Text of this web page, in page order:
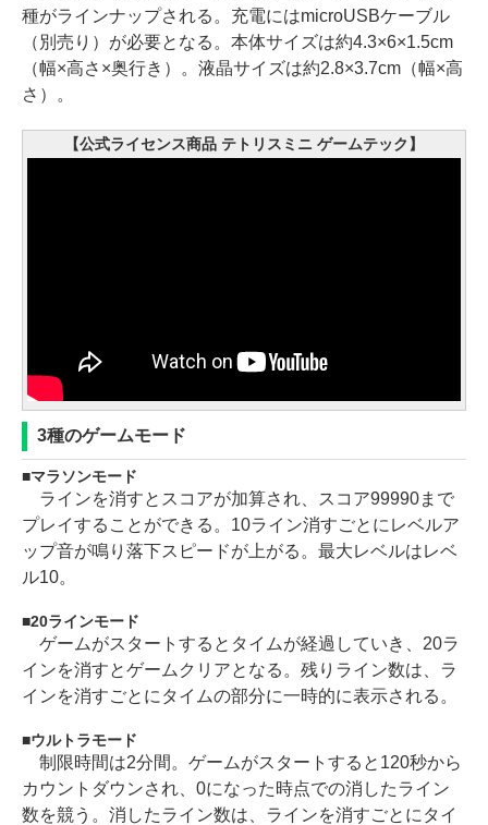
種がラインナップされる。充電にはmicroUSBケーブル
（別売り）が必要となる。本体サイズは約4.3×6×1.5cm
（幅×高さ×奥行き）。液晶サイズは約2.8×3.7cm（幅×高
さ）。
【公式ライセンス商品 テトリスミニ ゲームテック】
3種のゲームモード
マラソンモード
ラインを消すとスコアが加算され、スコア99990まで
プレイすることができる。10ライン消すごとにレベルア
ップ音が鳴り落下スピードが上がる。最大レベルはレベ
ル10。
20ラインモード
ゲームがスタートするとタイムが経過していき、20ラ
インを消すとゲームクリアとなる。残りライン数は、ラ
インを消すごとにタイムの部分に一時的に表示される。
ウルトラモード
制限時間は2分間。ゲームがスタートすると120秒から
カウントダウンされ、0になった時点での消したライン
数を競う。消したライン数は、ラインを消すごとにタイ